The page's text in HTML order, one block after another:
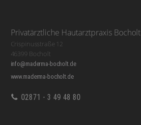
Privatärztliche Hautarztpraxis Bocholt
Crispinusstraße 12
46399 Bocholt
info@maderma-bocholt.de
www.maderma-bocholt.de
02871 - 3 49 48 80